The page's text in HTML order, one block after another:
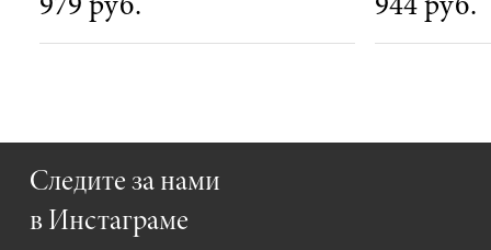
979 руб. 944 руб.
Следите за нами
в Инстаграме